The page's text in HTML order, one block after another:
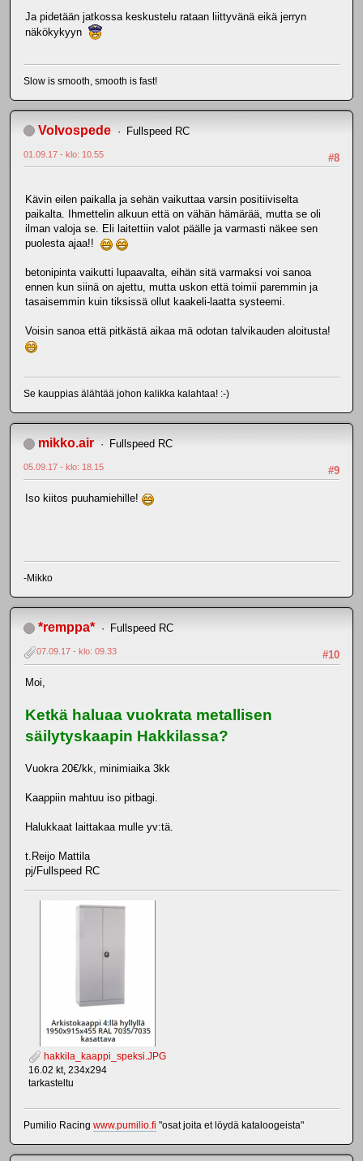
Ja pidetään jatkossa keskustelu rataan liittyvänä eikä jerryn
näkökykyyn
Slow is smooth, smooth is fast!
Volvospede Fullspeed RC
#8
01.09.17 - klo: 10.55
Kävin eilen paikalla ja sehän vaikuttaa varsin positiiviselta
paikalta. Ihmettelin alkuun että on vähän hämärää, mutta se oli
ilman valoja se. Eli laitettiin valot päälle ja varmasti näkee sen
puolesta ajaa!!
betonipinta vaikutti lupaavalta, eihän sitä varmaksi voi sanoa
ennen kun siinä on ajettu, mutta uskon että toimii paremmin ja
tasaisemmin kuin tiksissä ollut kaakeli-laatta systeemi.
Voisin sanoa että pitkästä aikaa mä odotan talvikauden aloitusta!
Se kauppias älähtää johon kalikka kalahtaa! :-)
mikko.air Fullspeed RC
#9
05.09.17 - klo: 18.15
Iso kiitos puuhamiehille!
-Mikko
*remppa* Fullspeed RC
#10
07.09.17 - klo: 09.33
Moi,
Ketkä haluaa vuokrata metallisen
säilytyskaapin Hakkilassa?
Vuokra 20€/kk, minimiaika 3kk
Kaappiin mahtuu iso pitbagi.
Halukkaat laittakaa mulle yv:tä.
t.Reijo Mattila
pj/Fullspeed RC
hakkila_kaappi_speksi.JPG
16.02 kt, 234x294
tarkasteltu
Pumilio Racing www.pumilio.fi "osat joita et löydä kataloogeista"